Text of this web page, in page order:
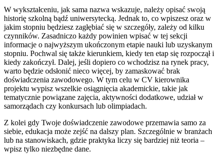
W wykształceniu, jak sama nazwa wskazuje, należy opisać swoją
historię szkolną bądź uniwersytecką. Jednak to, co wpiszesz oraz w
jakim stopniu będziesz zagłębiać się w szczegóły, zależy od kilku
czynników. Zasadniczo każdy powinien wpisać w tej sekcji
informacje o najwyższym ukończonym etapie nauki lub uzyskanym
stopniu. Pochwal się także kierunkiem, kiedy ten etap się rozpoczął i
kiedy zakończył. Dalej, jeśli dopiero co wchodzisz na rynek pracy,
warto będzie odsłonić nieco więcej, by zamaskować brak
doświadczenia zawodowego. W tym celu w CV kierownika
projektu wypisz wszelkie osiągnięcia akademickie, takie jak
tematycznie powiązane zajęcia, aktywności dodatkowe, udział w
samorządach czy konkursach lub olimpiadach.
Z kolei gdy Twoje doświadczenie zawodowe przemawia samo za
siebie, edukacja może zejść na dalszy plan. Szczególnie w branżach
lub na stanowiskach, gdzie praktyka liczy się bardziej niż teoria –
wpisz tylko niezbędne dane.